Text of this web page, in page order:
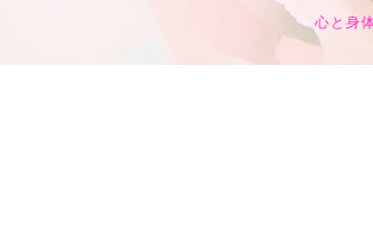
心と身